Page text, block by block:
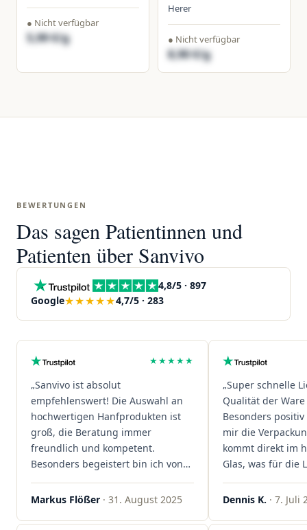
● Nicht verfügbar
5,99 €/g
Herer
● Nicht verfügbar
8,90 €/g
BEWERTUNGEN
Das sagen Patientinnen und
Patienten über Sanvivo
4,8/5 · 897
Google★★★★★4,7/5 · 283
★★★★★
„Sanvivo ist absolut
empfehlenswert! Die Auswahl an
hochwertigen Hanfprodukten ist
groß, die Beratung immer
freundlich und kompetent.
Besonders begeistert bin ich von
der schnellen Rezeptannahme –
alles läuft unkompliziert und
sind extrem zügig, was mir jedes
Markus Flößer · 31. August 2025
„Super schnelle
Qualität der
Besonders
mir die
kommt direkt im
Glas, was für die
ist. Ich bestelle
wieder!"
Dennis K. · 7. Juli